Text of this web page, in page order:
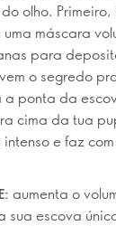
olho.
máscara
para
o segredo
a ponta da
cima da tua
e faz
aumenta o
sua escova